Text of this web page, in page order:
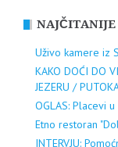
NAJČITANIJE
Uživo kamere iz
KAKO DOĆI DO
JEZERU /
OGLAS: Placevi
Etno restoran
INTERVJU: